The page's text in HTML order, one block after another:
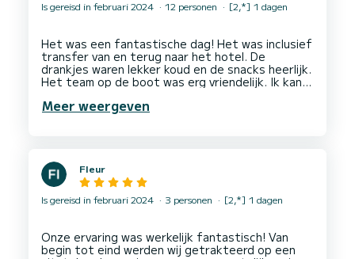
Is gereisd in februari 2024 12 personen [2,*] 1 dagen
Het was een fantastische dag! Het was inclusief
transfer van en terug naar het hotel. De
drankjes waren lekker koud en de snacks heerlijk.
Het team op de boot was erg vriendelijk. Ik kan
Meer weergeven
Fleur
Is gereisd in februari 2024 3 personen [2,*] 1 dagen
Onze ervaring was werkelijk fantastisch! Van
begin tot eind werden wij getrakteerd op een